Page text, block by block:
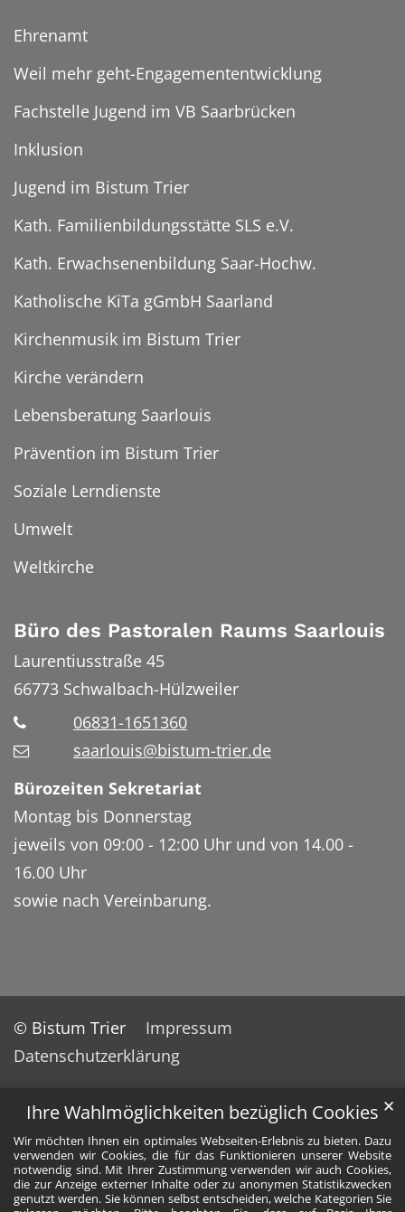
Ihre Wahlmöglichkeiten bezüglich Cookies
Wir möchten Ihnen ein optimales Webseiten-Erlebnis zu bieten. Dazu
verwenden wir Cookies, die für das Funktionieren unserer Website
notwendig sind. Mit Ihrer Zustimmung verwenden wir auch Cookies,
die zur Anzeige externer Inhalte oder zu anonymen Statistikzwecken
genutzt werden. Sie können selbst entscheiden, welche Kategorien Sie
✕
Ehrenamt
Weil mehr geht-Engagemententwicklung
Fachstelle Jugend im VB Saarbrücken
Inklusion
Jugend im Bistum Trier
Kath. Familienbildungsstätte SLS e.V.
Kath. Erwachsenenbildung Saar-Hochw.
Katholische KiTa gGmbH Saarland
Kirchenmusik im Bistum Trier
Kirche verändern
Lebensberatung Saarlouis
Prävention im Bistum Trier
Soziale Lerndienste
Umwelt
Weltkirche
Büro des Pastoralen Raums Saarlouis
Laurentiusstraße 45
66773 Schwalbach-Hülzweiler
06831-1651360
saarlouis@bistum-trier.de
Bürozeiten Sekretariat
Montag bis Donnerstag
jeweils von 09:00 - 12:00 Uhr und von 14.00 -
16.00 Uhr
sowie nach Vereinbarung.
© Bistum Trier
Impressum
Datenschutzerklärung